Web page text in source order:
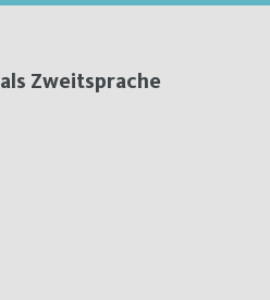
Zweitsprache